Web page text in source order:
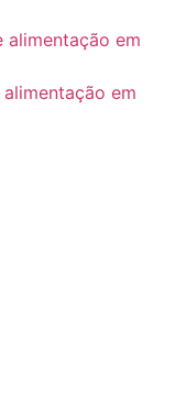
alimentação em
em